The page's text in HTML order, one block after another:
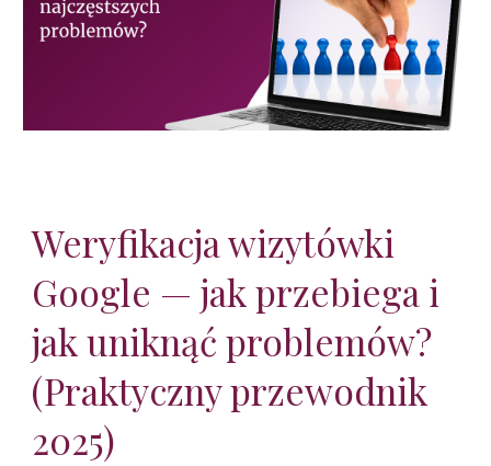
Weryfikacja wizytówki
Google — jak przebiega i
jak uniknąć problemów?
(Praktyczny przewodnik
2025)